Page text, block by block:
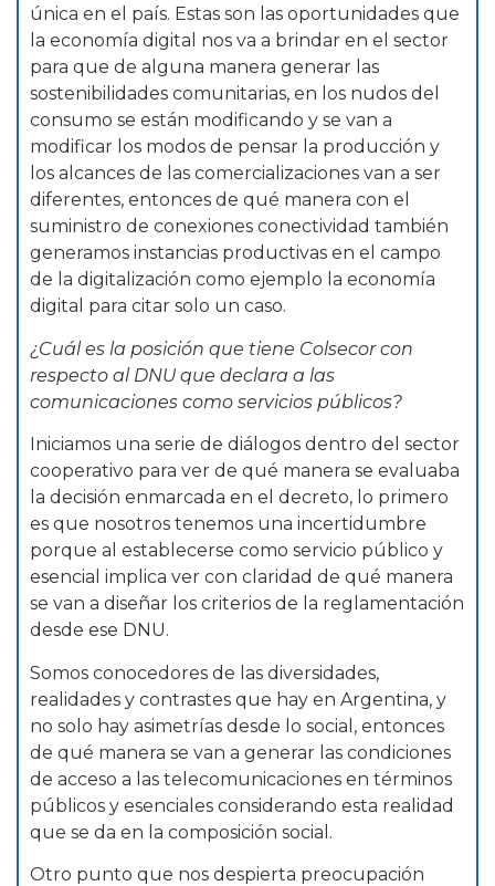
única en el país. Estas son las oportunidades que
la economía digital nos va a brindar en el sector
para que de alguna manera generar las
sostenibilidades comunitarias, en los nudos del
consumo se están modificando y se van a
modificar los modos de pensar la producción y
los alcances de las comercializaciones van a ser
diferentes, entonces de qué manera con el
suministro de conexiones conectividad también
generamos instancias productivas en el campo
de la digitalización como ejemplo la economía
digital para citar solo un caso.
¿Cuál es la posición que tiene Colsecor con
respecto al DNU que declara a las
comunicaciones como servicios públicos?
Iniciamos una serie de diálogos dentro del sector
cooperativo para ver de qué manera se evaluaba
la decisión enmarcada en el decreto, lo primero
es que nosotros tenemos una incertidumbre
porque al establecerse como servicio público y
esencial implica ver con claridad de qué manera
se van a diseñar los criterios de la reglamentación
desde ese DNU.
Somos conocedores de las diversidades,
realidades y contrastes que hay en Argentina, y
no solo hay asimetrías desde lo social, entonces
de qué manera se van a generar las condiciones
de acceso a las telecomunicaciones en términos
públicos y esenciales considerando esta realidad
que se da en la composición social.
Otro punto que nos despierta preocupación